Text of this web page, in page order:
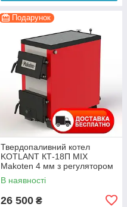
Подарунок
Твердопаливний котел
KOTLANT КТ-18П MIX
Makoten 4 мм з регулятором
тяги з плитою
В наявності
26 500 ₴